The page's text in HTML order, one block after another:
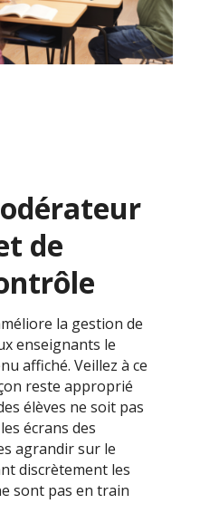
de
la gestion de
enseignants le
affiché. Veillez à ce
reste approprié
élèves ne soit pas
écrans des
agrandir sur le
discrètement les
sont pas en train